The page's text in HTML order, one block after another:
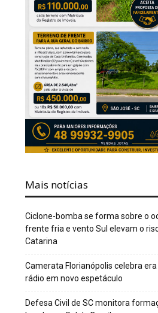
Mais notícias
Ciclone-bomba se forma sobre o
frente fria e vento Sul elevam o
Catarina
Camerata Florianópolis celebra
rádio em novo espetáculo
Defesa Civil de SC monitora